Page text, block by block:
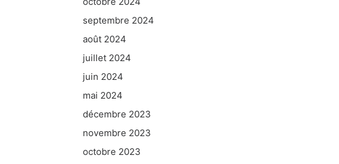
septembre 2024
août 2024
juillet 2024
juin 2024
mai 2024
décembre 2023
novembre 2023
octobre 2023